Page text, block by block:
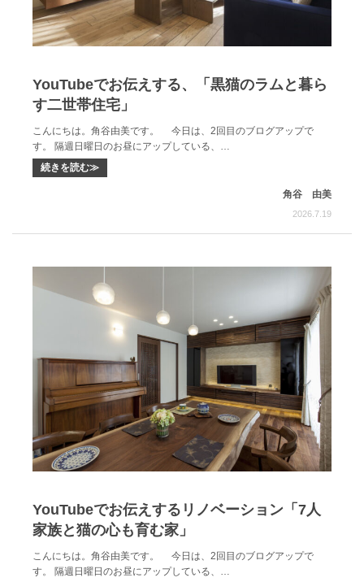
YouTubeでお伝えする、「黒猫のラムと暮ら
す二世帯住宅」
こんにちは。角谷由美です。 今日は、2回目のブログアップで
す。 隔週日曜日のお昼にアップしている、…
続きを読む≫
角谷 由美
2026.7.19
YouTubeでお伝えするリノベーション「7人
家族と猫の心も育む家」
こんにちは。角谷由美です。 今日は、2回目のブログアップで
す。 隔週日曜日のお昼にアップしている、…